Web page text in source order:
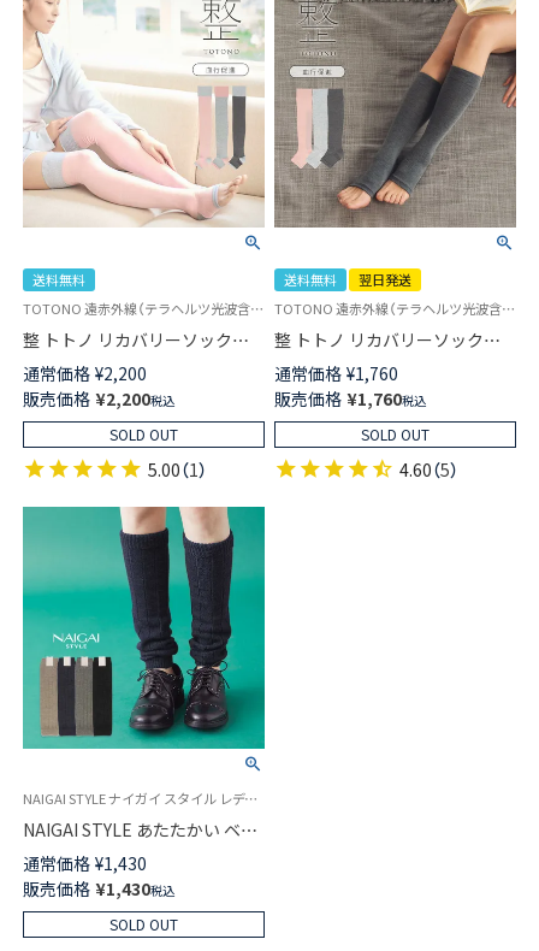
送料無料
TOTONO 遠赤外線（テラヘルツ光波含む） Femtech（フェムテック） 婦人
整 トトノ リカバリーソックス
鉱石プリントで血行促進 オーバ
ーニー ソックス TERAX
CARETECT レディース 締めつ
けない 03915308
通常価格 ¥2,200
販売価格 ¥2,200税込
SOLD OUT
5.00（1）
送料無料
翌日発送
TOTONO 遠赤外線（テラヘルツ光波含む） トゥーレス Femtech フェムテック
整 トトノ リカバリーソックス
鉱石プリントで血行促進 オープ
ントゥ ハイソックス TERAX
CARETECT レディース 【365日
最短翌日発送】 03915220
通常価格 ¥1,760
販売価格 ¥1,760税込
SOLD OUT
4.60（5）
NAIGAI STYLE ナイガイ スタイル レディース レッグウォーマー
NAIGAI STYLE あたたかい ベー
シック リブ レッグウォーマー
レディース 日本製 03095340
通常価格 ¥1,430
販売価格 ¥1,430税込
SOLD OUT